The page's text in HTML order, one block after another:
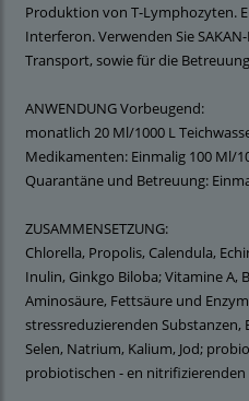
Produktion von T-Lymphozyten.
Interferon. Verwenden Sie
Transport, sowie für die
ANWENDUNG Vorbeugend:
monatlich 20 Ml/1000 L
Medikamenten: Einmalig 100 Ml/
Quarantäne und Betreuung:
ZUSAMMENSETZUNG:
Chlorella, Propolis, Calendula,
Inulin, Ginkgo Biloba; Vitamine A,
Aminosäure, Fettsäure und
stressreduzierenden Substanzen,
Selen, Natrium, Kalium, Jod;
probiotischen - en nitrifizierenden